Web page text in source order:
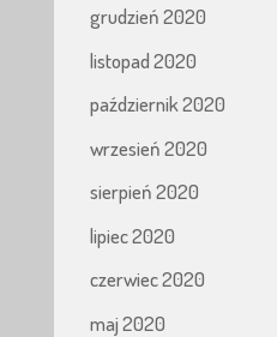
grudzień 2020
listopad 2020
październik 2020
wrzesień 2020
sierpień 2020
lipiec 2020
czerwiec 2020
maj 2020